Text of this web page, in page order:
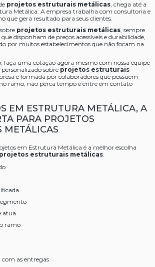
projetos estruturais metálicas, chega até a
Metálica. A empresa trabalha com consultoria e
que gera resultado para seus clientes.
projetos estruturais metálicas, sempre
disponham de preços acessíveis e durabilidade,
por muitos estabelecimentos que não focam na
faça uma cotação agora mesmo com nossa equipe
sobre projetos estruturais
é formada por colaboradores que possuem
ramo, não perca tempo e entre em contato
EM ESTRUTURA METÁLICA, A
PARA PROJETOS
METÁLICAS
em Estrutura Metálica é a melhor escolha
projetos estruturais metálicas:
atua
ramo
as entregas